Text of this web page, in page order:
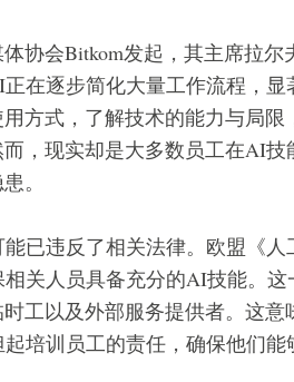
协会Bitkom发起，其主席拉尔
在逐步简化大量工作流程，显
方式，了解技术的能力与局限
，现实却是大多数员工在AI技
。
已违反了相关法律。欧盟《人
关人员具备充分的AI技能。这
工以及外部服务提供者。这意
培训员工的责任，确保他们能